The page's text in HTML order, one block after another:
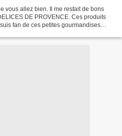
vous allez bien. Il me restait de bons
DE PROVENCE. Ces produits
fan de ces petites gourmandises